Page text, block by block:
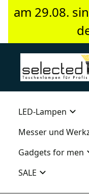
am 29.08.
LED-Lampen
Messer und
Gadgets for men
SALE